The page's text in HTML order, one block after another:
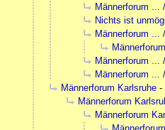
Männerforum ...
Nichts ist
Männerforum ...
Männerforum ...
Männerforum ...
Männerforum Karlsruhe -
Männerforum
Männerforum